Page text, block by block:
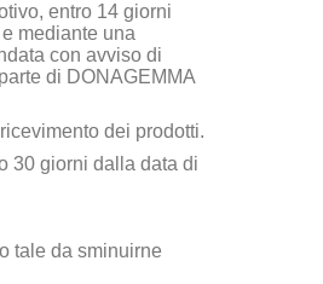
entro 14 giorni
mediante una
con avviso di
di DONAGEMMA
dei prodotti.
30 giorni dalla data di
tale da sminuirne